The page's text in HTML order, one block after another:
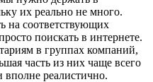
их реально не много.
на соответствующих
поискать в интернете.
в группах компаний,
часть из них чаще всего
вполне реалистично.